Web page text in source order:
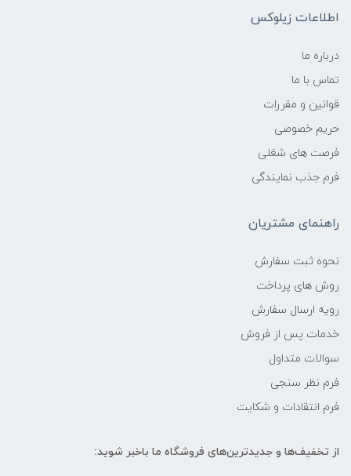
اطلاعات زیلوکس
درباره ما
تماس با ما
قوانین و مقررات
حریم خصوصی
فرصت های شغلی
فرم جذب نمایندگی
راهنمای مشتریان
نحوه ثبت سفارش
روش های پرداخت
رویه ارسال سفارش
خدمات پس از فروش
سوالات متداول
فرم نظر سنجی
فرم انتقادات و شکایت
از تخفیف‌ها و جدیدترین‌های فروشگاه ما باخبر شوید: